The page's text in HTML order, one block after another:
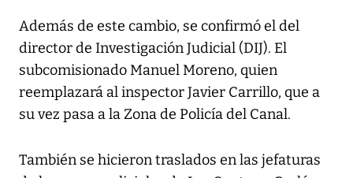
Además de este cambio, se confirmó el del
director de Investigación Judicial (DIJ). El
subcomisionado Manuel Moreno, quien
reemplazará al inspector Javier Carrillo, que a
su vez pasa a la Zona de Policía del Canal.
También se hicieron traslados en las jefaturas